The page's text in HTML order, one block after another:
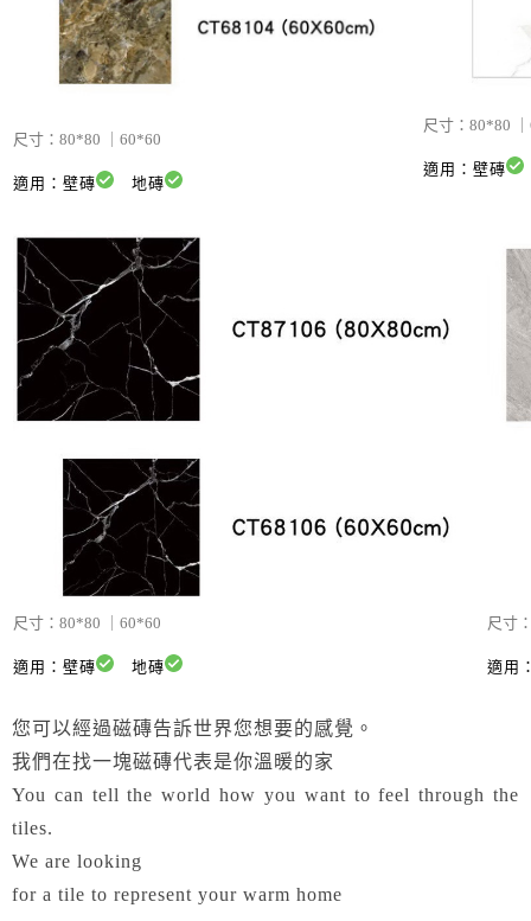
尺寸： 80*80 ｜60*60
適用：壁磚 地磚
尺寸： 80*80
適用：壁磚
尺寸： 80*80 ｜60*60
適用：壁磚 地磚
尺寸
適用
您可以經過磁磚告訴世界您想要的感覺。
我們在找一塊磁磚代表是你溫暖的家
You can tell the world how you want to feel through the
tiles.
We are looking
for a tile to represent your warm home